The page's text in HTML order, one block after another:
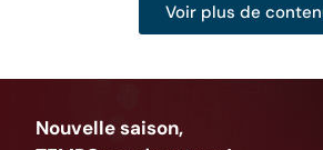
Voir plus de
Nouvelle saison,